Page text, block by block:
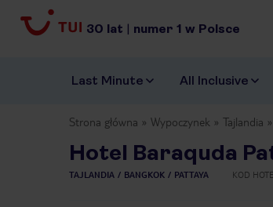
30 lat | numer 1 w Polsce
Last Minute All Inclusive
Strona główna Wypoczynek Tajlandia
Hotel Baraquda
TAJLANDIA BANGKOK PATTAYA KOD